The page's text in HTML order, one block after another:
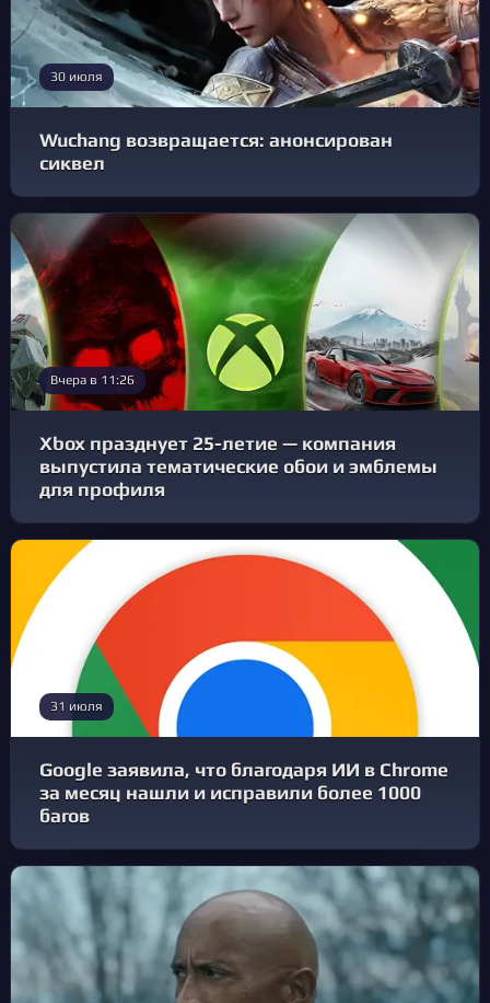
30 июля
Wuchang возвращается: анонсирован
сиквел
Вчера в 11:26
Xbox празднует 25-летие — компания
выпустила тематические обои и эмблемы
для профиля
31 июля
Google заявила, что благодаря ИИ в Chrome
за месяц нашли и исправили более 1000
багов